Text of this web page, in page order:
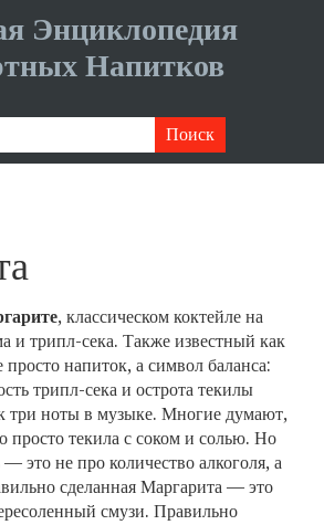
Энциклопедия
Напитков
, классическом коктейле на
и трипл-сека. Также известный как
напиток, а символ баланса:
трипл-сека и острота текилы
три ноты в музыке. Многие думают,
просто текила с соком и солью. Но
это не про количество алкоголя, а
сделанная Маргарита — это
смузи. Правильно